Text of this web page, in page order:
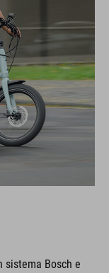
sistema Bosch e